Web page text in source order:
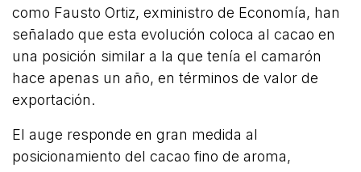
como Fausto Ortiz, exministro de Economía, han
señalado que esta evolución coloca al cacao en
una posición similar a la que tenía el camarón
hace apenas un año, en términos de valor de
exportación.
El auge responde en gran medida al
posicionamiento del cacao fino de aroma,